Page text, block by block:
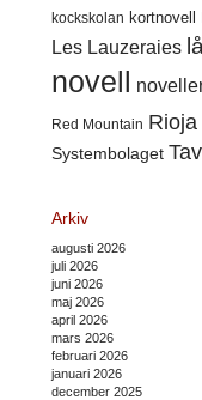
kockskolan kortnovell
Les Lauzeraies
novell
Red Mountain Rioja
Systembolaget
Arkiv
augusti 2026
juli 2026
juni 2026
maj 2026
april 2026
mars 2026
februari 2026
januari 2026
december 2025